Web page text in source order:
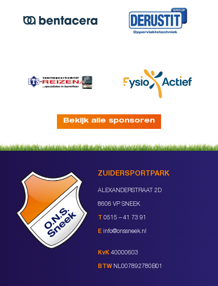
Bekijk alle sponsoren
ZUIDERSPORTPARK
ALEXANDERSTRAAT 2D
8606 VP SNEEK
T 0515 – 41 73 91
E info@onssneek.nl
KvK 40000603
BTW NL007892780B01